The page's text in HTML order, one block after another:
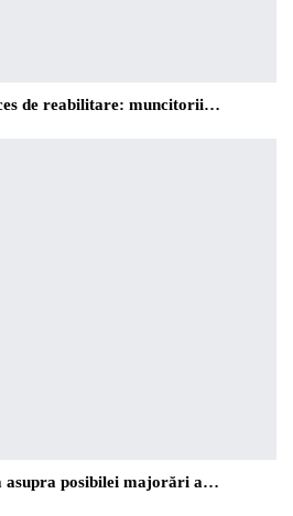
de reabilitare: muncitorii…
asupra posibilei majorări a…